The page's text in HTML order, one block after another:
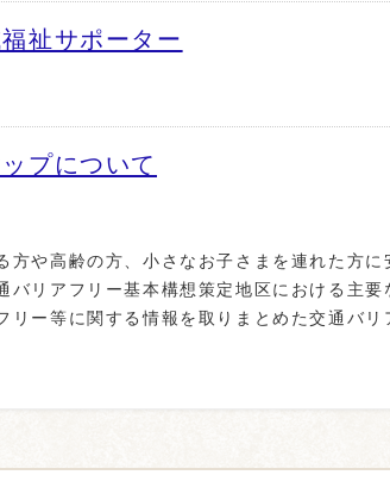
祉サポーター
プについて
や高齢の方、小さなお子さまを連れた方に
バリアフリー基本構想策定地区における主要
リー等に関する情報を取りまとめた交通バリ